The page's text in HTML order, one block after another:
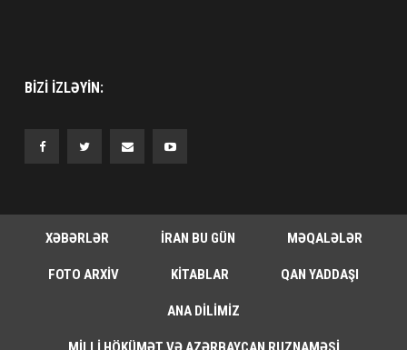
BIZI IZLƏYIN:
XƏBƏRLƏR İRAN BU GÜN MƏQALƏLƏR
FOTO ARXIV KITABLAR QAN YADDAŞI
ANA DILIMIZ